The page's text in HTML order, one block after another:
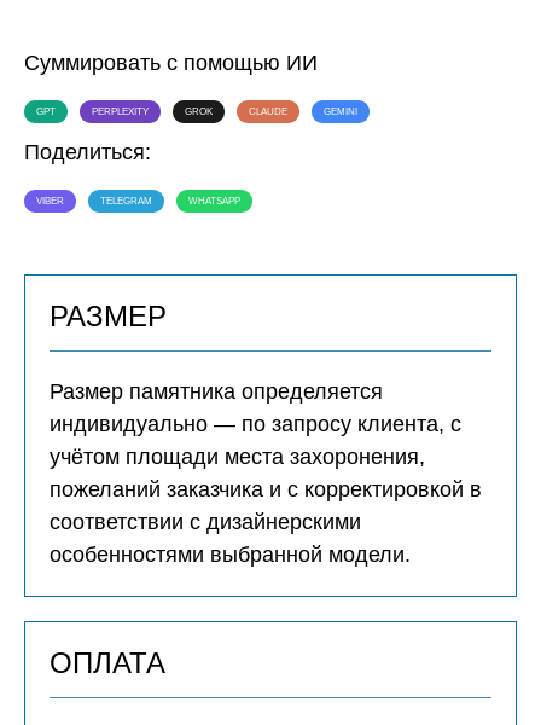
Суммировать с помощью ИИ
GPT PERPLEXITY GROK CLAUDE GEMINI
Поделиться:
VIBER TELEGRAM WHATSAPP
РАЗМЕР
Размер памятника определяется
индивидуально — по запросу клиента, с
учётом площади места захоронения,
пожеланий заказчика и с корректировкой в
соответствии с дизайнерскими
особенностями выбранной модели.
ОПЛАТА